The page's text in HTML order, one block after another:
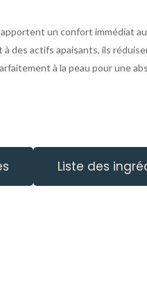
un confort immédiat
des actifs apaisants, ils
à la peau pour une
Liste des